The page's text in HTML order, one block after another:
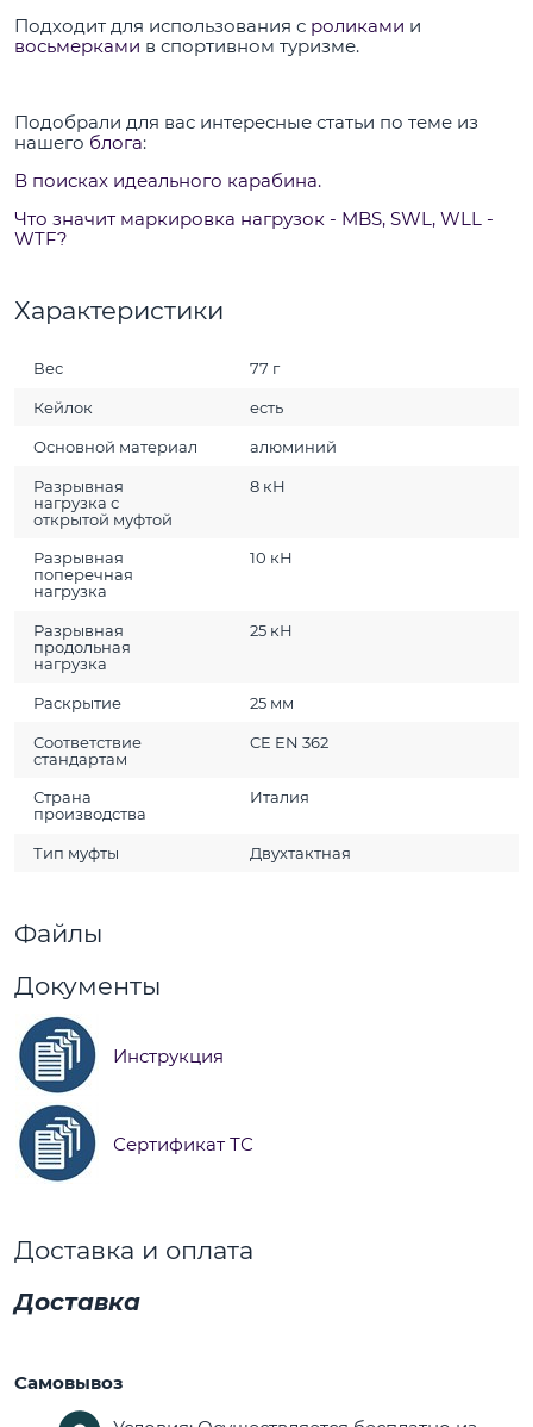
Подходит для использования с роликами и
восьмерками в спортивном туризме.
Подобрали для вас интересные статьи по теме из
нашего блога:
В поисках идеального карабина.
Что значит маркировка нагрузок - MBS, SWL, WLL -
WTF?
Характеристики
Вес 77 г
Кейлок есть
Основной материал алюминий
Разрывная
нагрузка с
открытой муфтой
8 кН
Разрывная
поперечная
нагрузка
10 кН
Разрывная
продольная
нагрузка
25 кН
Раскрытие 25 мм
Соответствие
стандартам
CE EN 362
Страна
производства
Италия
Тип муфты Двухтактная
Файлы
Документы
Инструкция
Сертификат ТС
Доставка и оплата
Доставка
Самовывоз